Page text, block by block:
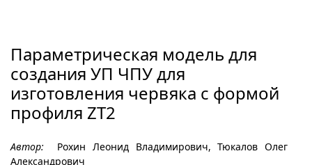
Параметрическая модель для
создания УП ЧПУ для
изготовления червяка с формой
профиля ZT2
Автор: Рохин Леонид Владимирович, Тюкалов Олег
Александрович